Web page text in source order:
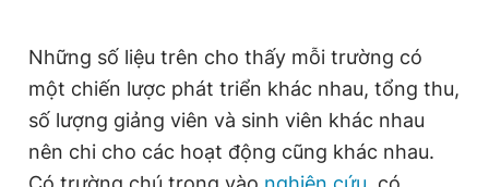
Những số liệu trên cho thấy mỗi trường có
một chiến lược phát triển khác nhau, tổng thu,
số lượng giảng viên và sinh viên khác nhau
nên chi cho các hoạt động cũng khác nhau.